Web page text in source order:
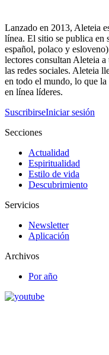
Lanzado en 2013, Aleteia
línea. El sitio se publica en
español, polaco y
lectores consultan Aleteia
las redes sociales. Aleteia
en todo el mundo, lo que
en línea líderes.
SuscribirseIniciar sesión
Secciones
Actualidad
Espiritualidad
Estilo de vida
Descubrimiento
Servicios
Newsletter
Aplicación
Archivos
Por año